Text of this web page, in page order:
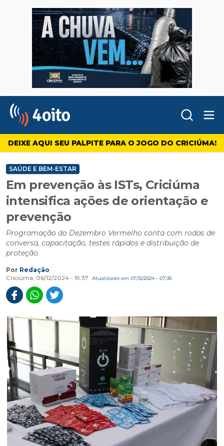
4oito
DEIXE AQUI SEU PALPITE PARA O JOGO DO CRICIÚMA!
SAÚDE E BEM-ESTAR
Em prevenção às ISTs, Criciúma
intensifica ações de orientação e
prevenção
Programação do Dezembro Vermelho conta com rodas de
conversa, capacitação, testes rápidos e distribuição de
proteção
Por Redação
Criciúma, 06/12/2024 - 19:37
Atualizado em 07/12/2024 - 07:36